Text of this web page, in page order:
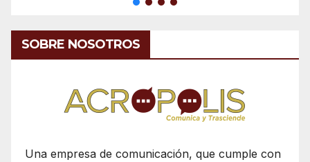
SOBRE NOSOTROS
Una empresa de comunicación, que cumple con